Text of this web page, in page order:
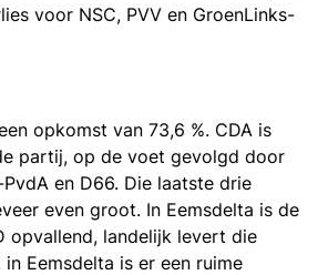
voor NSC, PVV en GroenLinks-
opkomst van 73,6 %. CDA is
partij, op de voet gevolgd door
en D66. Die laatste drie
even groot. In Eemsdelta is de
opvallend, landelijk levert die
Eemsdelta is er een ruime